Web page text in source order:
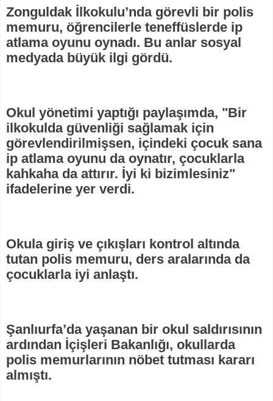
Zonguldak İlkokulu’nda görevli bir polis
memuru, öğrencilerle teneffüslerde ip
atlama oyunu oynadı. Bu anlar sosyal
medyada büyük ilgi gördü.
Okul yönetimi yaptığı paylaşımda, "Bir
ilkokulda güvenliği sağlamak için
görevlendirilmişsen, içindeki çocuk sana
ip atlama oyunu da oynatır, çocuklarla
kahkaha da attırır. İyi ki bizimlesiniz"
ifadelerine yer verdi.
Okula giriş ve çıkışları kontrol altında
tutan polis memuru, ders aralarında da
çocuklarla iyi anlaştı.
Şanlıurfa’da yaşanan bir okul saldırısının
ardından İçişleri Bakanlığı, okullarda
polis memurlarının nöbet tutması kararı
almıştı.